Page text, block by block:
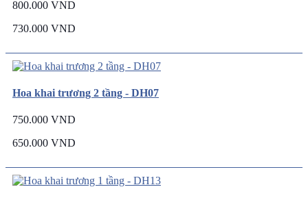
800.000 VND
730.000 VND
Hoa khai trương 2 tầng - DH07
750.000 VND
650.000 VND